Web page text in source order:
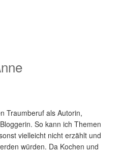
Traumberuf als Autorin,
So kann ich Themen
vielleicht nicht erzählt und
würden. Da Kochen und